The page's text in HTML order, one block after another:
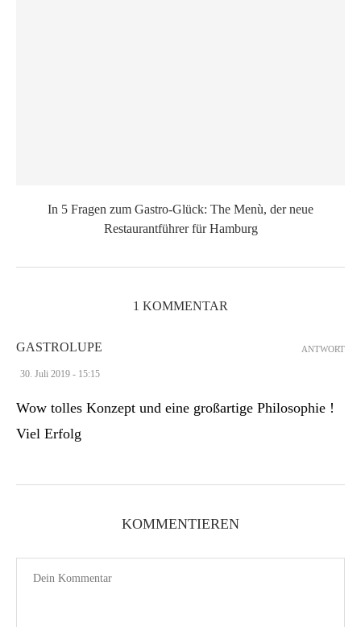
In 5 Fragen zum Gastro-Glück: The Menù, der neue
Restaurantführer für Hamburg
1 KOMMENTAR
GASTROLUPE
30. Juli 2019 - 15:15
Wow tolles Konzept und eine großartige Philosophie !
Viel Erfolg
ANTWORT
KOMMENTIEREN